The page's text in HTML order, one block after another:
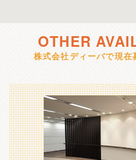
OTHER
株式会社ディーバで現